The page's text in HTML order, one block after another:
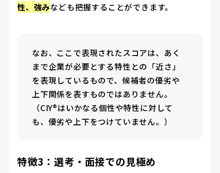
性、強みなども把握することができます。
なお、ここで表現されたスコアは、あく
まで企業が必要とする特性との「近さ」
を表現しているもので、候補者の優劣や
上下関係を表すものではありません。
（CIY®はいかなる個性や特性に対して
も、優劣や上下をつけていません。）
特徴3：選考・面接での見極め